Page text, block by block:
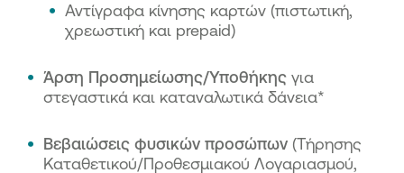
Αντίγραφα κίνησης καρτών (πιστωτική,
χρεωστική και prepaid)
Άρση Προσημείωσης/Υποθήκης για
στεγαστικά και καταναλωτικά δάνεια*
Βεβαιώσεις φυσικών προσώπων (Τήρησης
Καταθετικού/Προθεσμιακού Λογαριασμού,